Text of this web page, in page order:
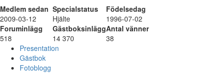
Medlem sedan Specialstatus
Födelsedag
2009-03-12
Hjälte
1996-07-02
Foruminlägg
GästboksinläggAntal vänner
518
14 370
38
Presentation
Gästbok
Fotoblogg